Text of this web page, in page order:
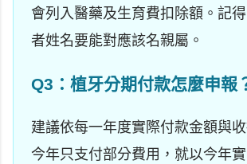
會列入醫藥及生育費扣除額。記
者姓名要能對應該名親屬。
Q3：植牙分期付款怎麼申報
建議依每一年度實際付款金額與
今年只支付部分費用，就以今年